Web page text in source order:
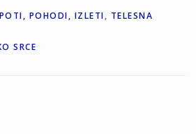
POHODI, IZLETI, TELESNA
SRCE